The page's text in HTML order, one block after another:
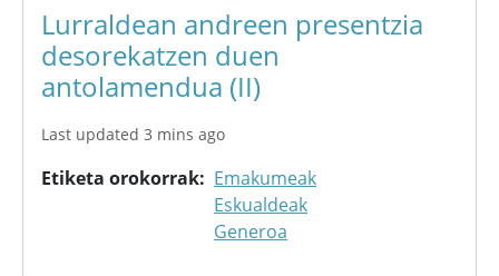
Lurraldean andreen presentzia
desorekatzen duen
antolamendua (II)
Last updated 3 mins ago
Etiketa orokorrak
Emakumeak
Eskualdeak
Generoa